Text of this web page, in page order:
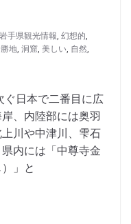
岩手県観光情報, 幻想的,
地, 洞窟, 美しい, 自然,
ぐ日本で二番目に広
、内陸部には奥羽
川や中津川、雫石
内には「中尊寺金
」と